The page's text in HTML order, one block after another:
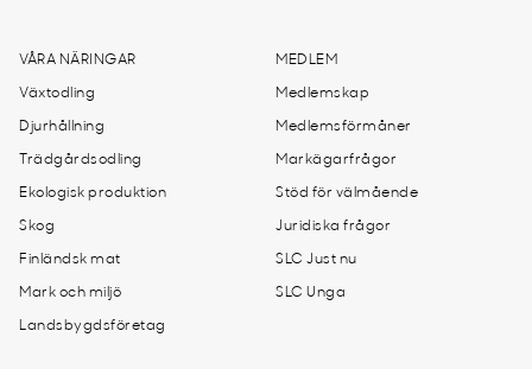
VÅRA NÄRINGAR
Växtodling
Djurhållning
Trädgårdsodling
Ekologisk produktion
Skog
Finländsk mat
Mark och miljö
Landsbygdsföretag
MEDLEM
Medlemskap
Medlemsförmåner
Markägarfrågor
Stöd för välmående
Juridiska frågor
SLC Just nu
SLC Unga